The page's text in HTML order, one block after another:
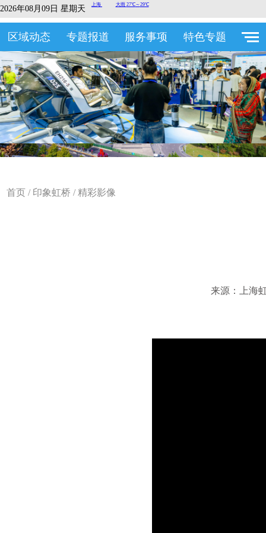
2026年08月09日 星期天
区域动态 专题报道 服务事项 特色专题
首页 / 印象虹桥 / 精彩影像
来源：上海